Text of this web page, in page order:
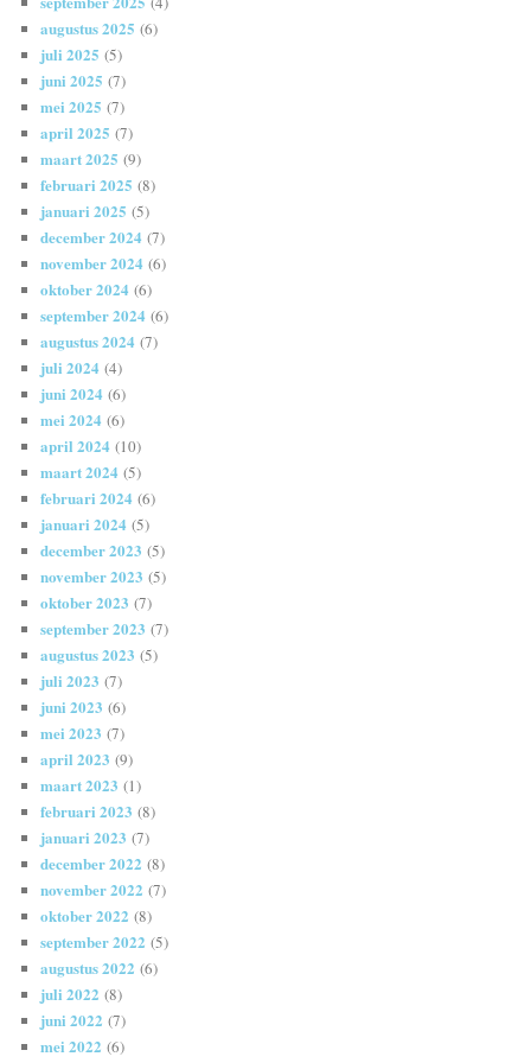
augustus 2025 (6)
juli 2025 (5)
juni 2025 (7)
mei 2025 (7)
april 2025 (7)
maart 2025 (9)
februari 2025 (8)
januari 2025 (5)
december 2024 (7)
november 2024 (6)
oktober 2024 (6)
september 2024 (6)
augustus 2024 (7)
juli 2024 (4)
juni 2024 (6)
mei 2024 (6)
april 2024 (10)
maart 2024 (5)
februari 2024 (6)
januari 2024 (5)
december 2023 (5)
november 2023 (5)
oktober 2023 (7)
september 2023 (7)
augustus 2023 (5)
juli 2023 (7)
juni 2023 (6)
mei 2023 (7)
april 2023 (9)
maart 2023 (1)
februari 2023 (8)
januari 2023 (7)
december 2022 (8)
november 2022 (7)
oktober 2022 (8)
september 2022 (5)
augustus 2022 (6)
juli 2022 (8)
juni 2022 (7)
mei 2022 (6)